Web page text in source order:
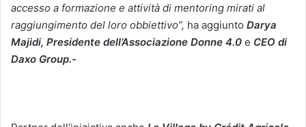
accesso a formazione e attività di mentoring mirati al
raggiungimento del loro obbiettivo”, ha aggiunto Darya
Majidi, Presidente dell’Associazione Donne 4.0 e CEO di
Daxo Group.-